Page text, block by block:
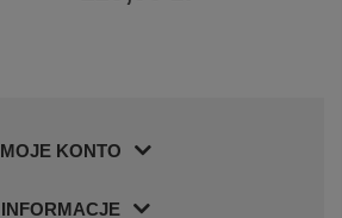
MOJE KONTO
INFORMACJE